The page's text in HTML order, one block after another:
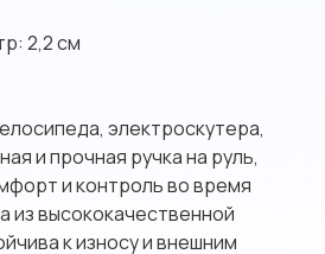
2,2 см
электроскутера,
и прочная ручка на руль,
и контроль во время
из высококачественной
к износу и внешним